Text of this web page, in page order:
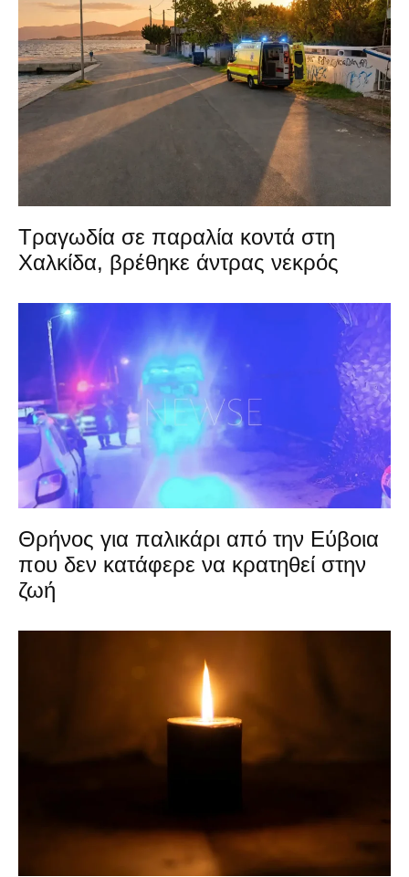
Τραγωδία σε παραλία κοντά στη
Χαλκίδα, βρέθηκε άντρας νεκρός
Θρήνος για παλικάρι από την Εύβοια
που δεν κατάφερε να κρατηθεί στην
ζωή